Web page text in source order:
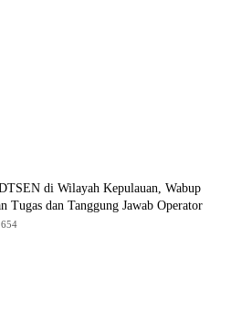
di Wilayah Kepulauan, Wabup
Tugas dan Tanggung Jawab Operator
654